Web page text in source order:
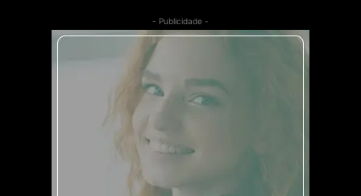
- Publicidade -